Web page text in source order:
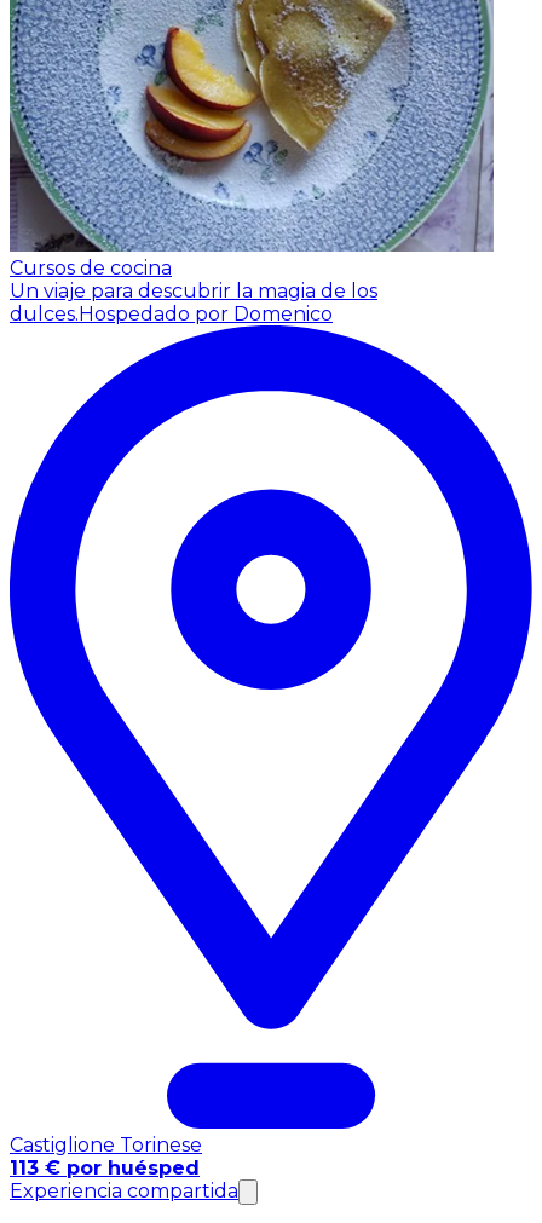
Cursos de cocina
Un viaje para descubrir la magia de los
dulces. Hospedado por Domenico
Castiglione Torinese
113 € por huésped
Experiencia compartida